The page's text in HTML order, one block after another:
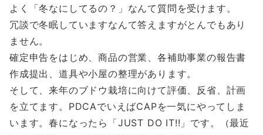
よく「冬なにしてるの？」なんて質問を受けます。
冗談で冬眠していますなんて答えますがとんでもあり
ません。
確定申告をはじめ、商品の営業、各補助事業の報告書
作成提出、道具や小屋の整理があります。
そして、来年のブドウ栽培に向けて評価、反省、計画
を立てます。PDCAでいえばCAPを一気にやってしま
います。春になったら「JUST DO IT!!」です。（最近